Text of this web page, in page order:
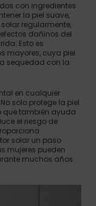
con ingredientes
la piel suave,
regularmente,
dañinos del
Esto es
mayores, cuya piel
sequedad con la
en cualquier
solo protege la piel
que también ayuda
el riesgo de
solar un paso
mujeres pueden
muchos años.